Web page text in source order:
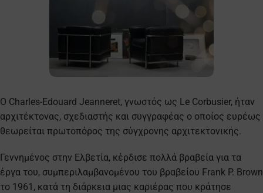
Ο Charles-Edouard Jeanneret, γνωστός ως Le Corbusier, ήταν
αρχιτέκτονας, σχεδιαστής και συγγραφέας ο οποίος ευρέως
θεωρείται πρωτοπόρος της σύγχρονης αρχιτεκτονικής.
Γεννημένος στην Ελβετία, κέρδισε πολλά βραβεία για τα
έργα του, συμπεριλαμβανομένου του βραβείου Frank P. Brown
το 1961, κατά τη διάρκεια μιας καριέρας που κράτησε